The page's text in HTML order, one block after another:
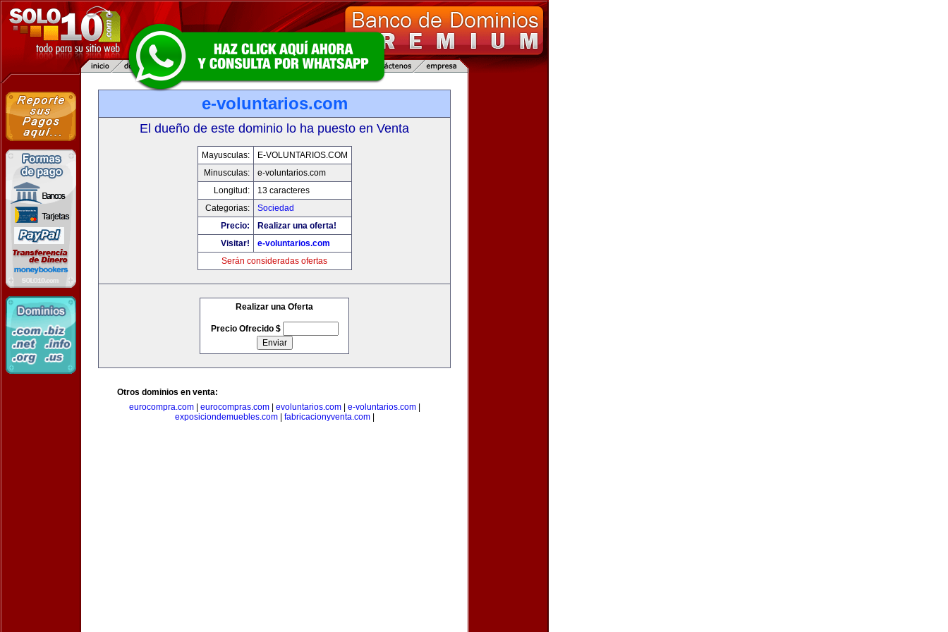
e-voluntarios.com
El dueño de este dominio lo ha puesto en Venta
Mayusculas:
E-VOLUNTARIOS.COM
Minusculas:
e-voluntarios.com
Longitud:
13 caracteres
Categorias:
Sociedad
Precio:
Realizar una oferta!
Visitar!
e-voluntarios.com
Serán consideradas ofertas
Realizar una Oferta
Precio Ofrecido $
Otros dominios en venta:
eurocompra.com| eurocompras.com| evoluntarios.com| e-voluntarios.com|
exposiciondemuebles.com| fabricacionyventa.com|